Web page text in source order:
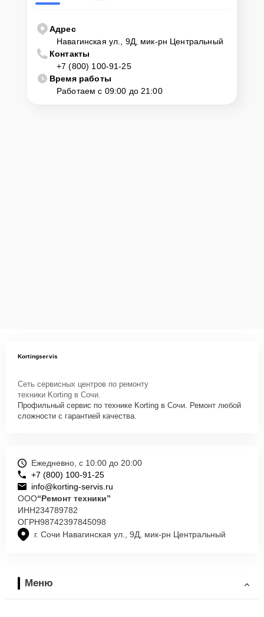
Адрес
Навагинская ул., 9Д, мик-рн Центральный
Контакты
+7 (800) 100-91-25
Время работы
Работаем с 09:00 до 21:00
Kortingservis
Сеть сервисных центров по ремонту
техники Korting в Сочи.
Профильный сервис по технике Korting в Сочи. Ремонт любой
сложности с гарантией качества.
г. Сочи Навагинская ул., 9Д, мик-рн Центральный
Ежедневно, с 10:00 до 20:00
+7 (800) 100-91-25
info@korting-servis.ru
ООО“Ремонт техники”
ИНН234789782
ОГРН98742397845098
Меню